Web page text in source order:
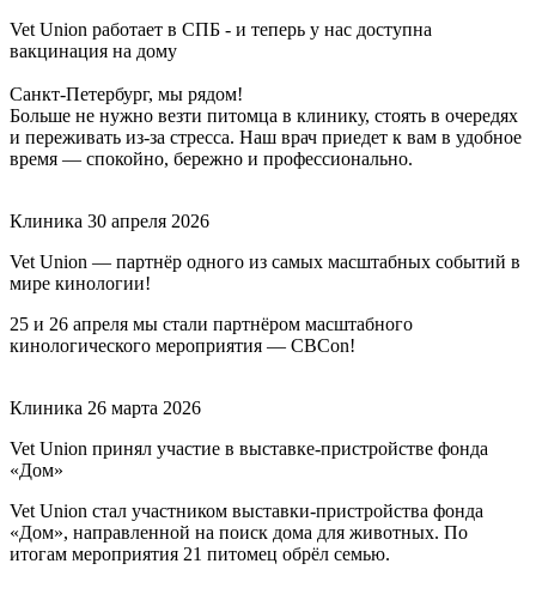
Vet Union работает в СПБ - и теперь у нас доступна
вакцинация на дому
Санкт-Петербург, мы рядом!
Больше не нужно везти питомца в клинику, стоять в очередях
и переживать из-за стресса. Наш врач приедет к вам в удобное
время — спокойно, бережно и профессионально.
Клиника 30 апреля 2026
Vet Union — партнёр одного из самых масштабных событий в
мире кинологии!
25 и 26 апреля мы стали партнёром масштабного
кинологического мероприятия — CBCon!
Клиника 26 марта 2026
Vet Union принял участие в выставке-пристройстве фонда
«Дом»
Vet Union стал участником выставки-пристройства фонда
«Дом», направленной на поиск дома для животных. По
итогам мероприятия 21 питомец обрёл семью.